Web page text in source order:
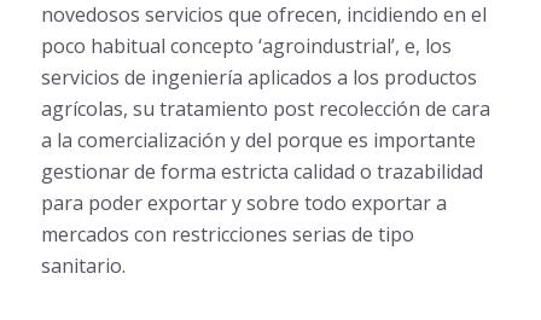
novedosos servicios que ofrecen, incidiendo en el
poco habitual concepto ‘agroindustrial’, e, los
servicios de ingeniería aplicados a los productos
agrícolas, su tratamiento post recolección de cara
a la comercialización y del porque es importante
gestionar de forma estricta calidad o trazabilidad
para poder exportar y sobre todo exportar a
mercados con restricciones serias de tipo
sanitario.